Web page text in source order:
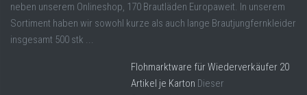
neben unserem Onlineshop, 170 Brautläden Europaweit. In unserem
Sortiment haben wir sowohl kurze als auch lange Brautjungfernkleider
insgesamt 500 stk ...
Flohmarktware für Wiederverkäufer 20
Artikel je Karton Dieser